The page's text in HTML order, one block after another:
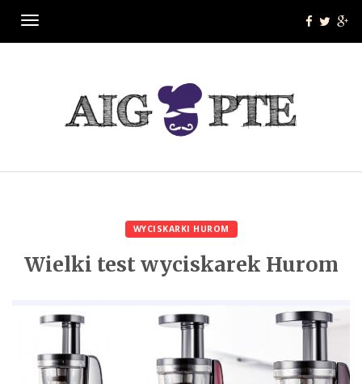
Menu
WYCISKARKI HUROM
Wielki test wyciskarek Hurom